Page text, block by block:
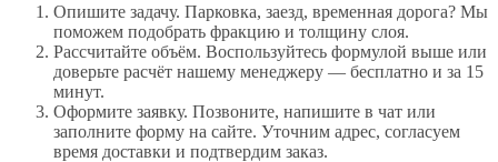
Опишите задачу. Парковка, заезд, временная дорога? Мы
поможем подобрать фракцию и толщину слоя.
Рассчитайте объём. Воспользуйтесь формулой выше или
доверьте расчёт нашему менеджеру — бесплатно и за 15
минут.
Оформите заявку. Позвоните, напишите в чат или
заполните форму на сайте. Уточним адрес, согласуем
время доставки и подтвердим заказ.